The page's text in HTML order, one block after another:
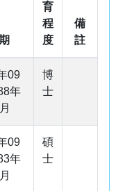
育
程
度
備
註
09
年
博
士
09
年
碩
士